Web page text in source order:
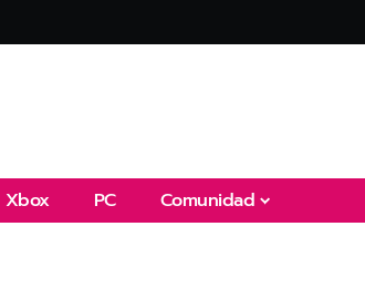
Xbox PC Comunidad